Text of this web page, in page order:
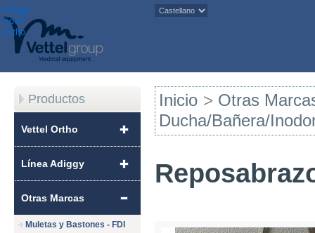
Adiggy
Sport
Ortho
Productos
Vettel Ortho
Línea Adiggy
Otras Marcas
Muletas y Bastones - FDI
Inicio > Otras
Ducha/Bañera/